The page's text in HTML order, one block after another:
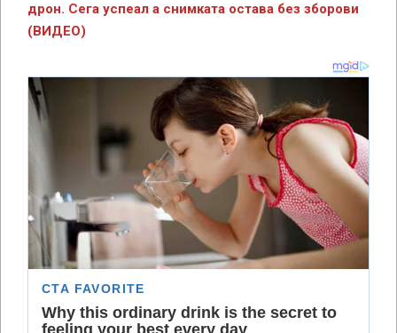
дрон. Сега успеал а снимката остава без зборови
(ВИДЕО)